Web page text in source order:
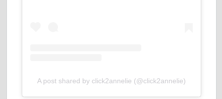
A post shared by click2annelie (@click2annelie)